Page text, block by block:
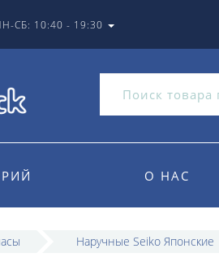
СБ: 10:40 - 19:30
О НАС
Наручные Seiko Японские